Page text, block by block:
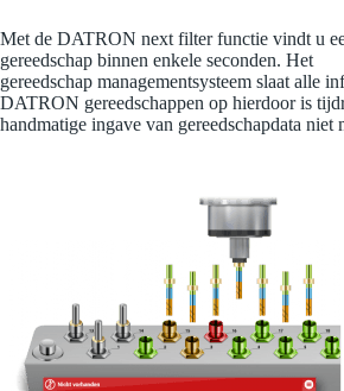
Met de DATRON next filter functie vindt u
gereedschap binnen enkele seconden. Het
gereedschap managementsysteem slaat alle
DATRON gereedschappen op hierdoor is
handmatige ingave van gereedschapdata niet